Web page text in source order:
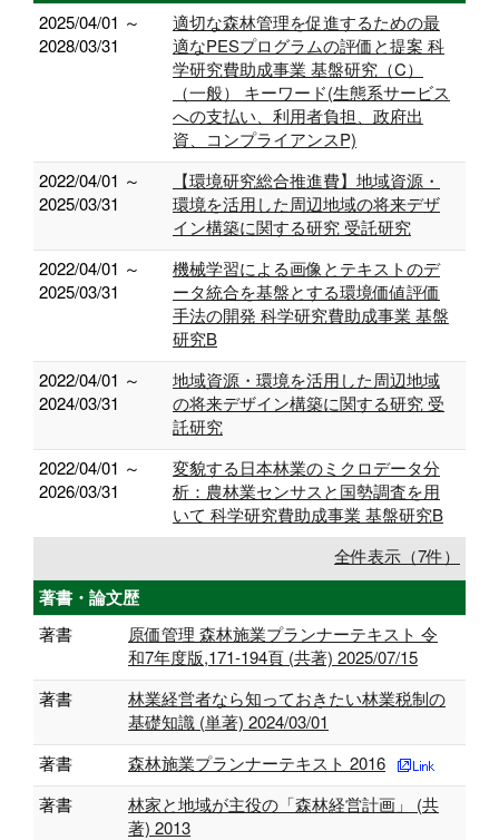
2025/04/01 ～
2028/03/31
適切な森林管理を促進するための最
適なPESプログラムの評価と提案 科
学研究費助成事業 基盤研究（C）
（一般） キーワード(生態系サービス
への支払い、利用者負担、政府出
資、コンプライアンスP)
2022/04/01 ～
2025/03/31
【環境研究総合推進費】地域資源・
環境を活用した周辺地域の将来デザ
イン構築に関する研究 受託研究
2022/04/01 ～
2025/03/31
機械学習による画像とテキストのデ
ータ統合を基盤とする環境価値評価
手法の開発 科学研究費助成事業 基盤
研究B
2022/04/01 ～
2024/03/31
地域資源・環境を活用した周辺地域
の将来デザイン構築に関する研究 受
託研究
2022/04/01 ～
2026/03/31
変貌する日本林業のミクロデータ分
析：農林業センサスと国勢調査を用
いて 科学研究費助成事業 基盤研究B
全件表示（7件）
著書・論文歴
著書
原価管理 森林施業プランナーテキスト 令
和7年度版,171-194頁 (共著) 2025/07/15
著書
林業経営者なら知っておきたい林業税制の
基礎知識 (単著) 2024/03/01
著書
森林施業プランナーテキスト 2016
著書
林家と地域が主役の「森林経営計画」 (共
著) 2013